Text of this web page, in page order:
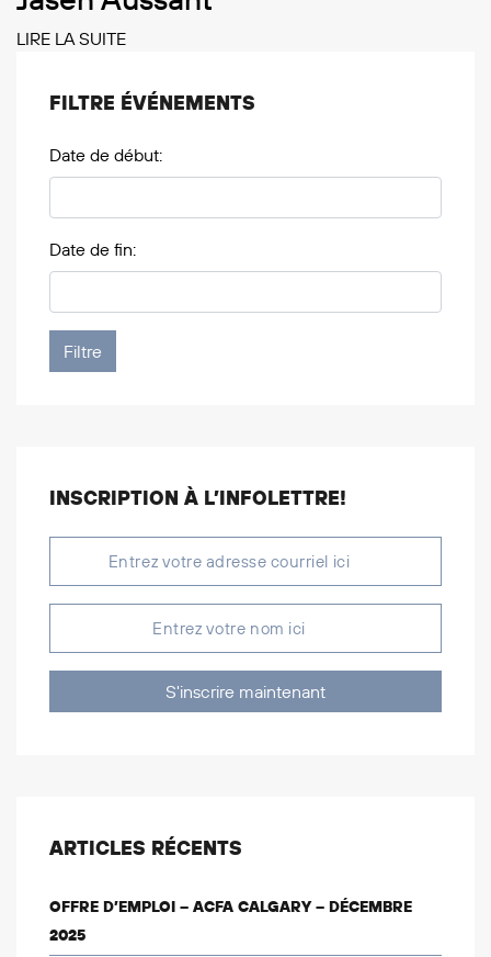
LIRE LA SUITE
FILTRE ÉVÉNEMENTS
Date de début:
Date de fin:
INSCRIPTION À L’INFOLETTRE!
S'inscrire maintenant
ARTICLES RÉCENTS
OFFRE D’EMPLOI – ACFA CALGARY – DÉCEMBRE
2025